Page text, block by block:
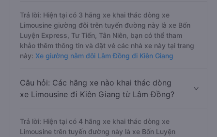
Trả lời: Hiện tại có 3 hãng xe khai thác dòng xe
Limousine giường đôi trên tuyến đường này là xe Bốn
Luyện Express, Tư Tiến, Tân Niên, bạn có thể tham
khảo thêm thông tin và đặt vé các nhà xe này tại trang
này: Xe giường nằm đôi Lâm Đồng đi Kiên Giang
Câu hỏi: Các hãng xe nào khai thác dòng
xe Limousine đi Kiên Giang từ Lâm Đồng?
Trả lời: Hiện tại có 4 hãng xe khai thác dòng xe
Limousine trên tuyến đường này là xe Bốn Luyện